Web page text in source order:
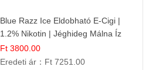
Blue Razz Ice Eldobható E-Cigi |
1.2% Nikotin | Jéghideg Málna Íz
Ft 3800.00
Eredeti ár： Ft 7251.00